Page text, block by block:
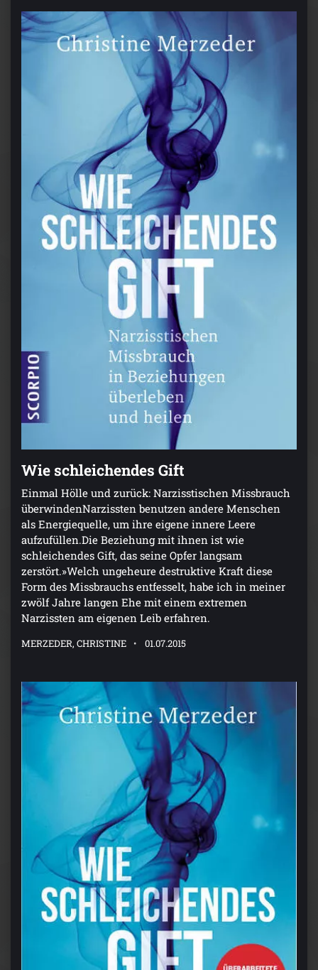
Wie schleichendes Gift
Einmal Hölle und zurück: Narzisstischen Missbrauch
überwindenNarzissten benutzen andere Menschen
als Energiequelle, um ihre eigene innere Leere
aufzufüllen.Die Beziehung mit ihnen ist wie
schleichendes Gift, das seine Opfer langsam
zerstört.»Welch ungeheure destruktive Kraft diese
Form des Missbrauchs entfesselt, habe ich in meiner
zwölf Jahre langen Ehe mit einem extremen
Narzissten am eigenen Leib erfahren.
MERZEDER, CHRISTINE 01.07.2015